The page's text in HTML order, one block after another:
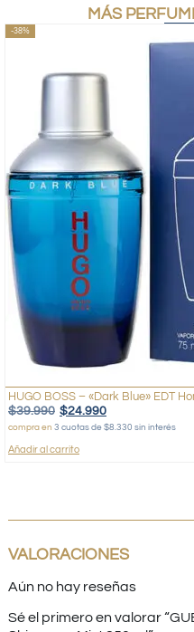
MÁS
-38%
HUGO BOSS – «Dark Blue» EDT
$39.990 $24.990
compra en 3 cuotas de $8.330 sin interés
Añadir al carrito
VALORACIONES
Aún no hay reseñas
Sé el primero en valorar